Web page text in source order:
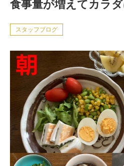
お客様の声（
お客様の声（
お客様の声（
お客様の声
食事量が増えてカラ
スタッフブログ